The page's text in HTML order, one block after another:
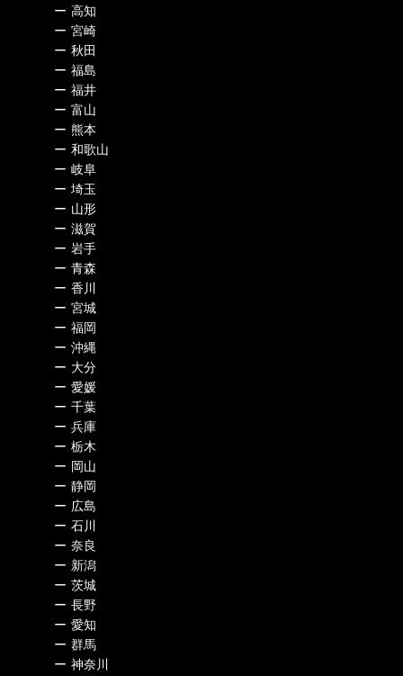
ー 高知
ー 宮崎
ー 秋田
ー 福島
ー 福井
ー 富山
ー 熊本
ー 和歌山
ー 岐阜
ー 埼玉
ー 山形
ー 滋賀
ー 岩手
ー 青森
ー 香川
ー 宮城
ー 福岡
ー 沖縄
ー 大分
ー 愛媛
ー 千葉
ー 兵庫
ー 栃木
ー 岡山
ー 静岡
ー 広島
ー 石川
ー 奈良
ー 新潟
ー 茨城
ー 長野
ー 愛知
ー 群馬
ー 神奈川